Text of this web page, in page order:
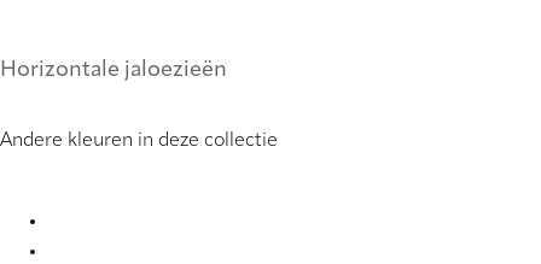
Horizontale jaloezieën
Andere kleuren in deze collectie